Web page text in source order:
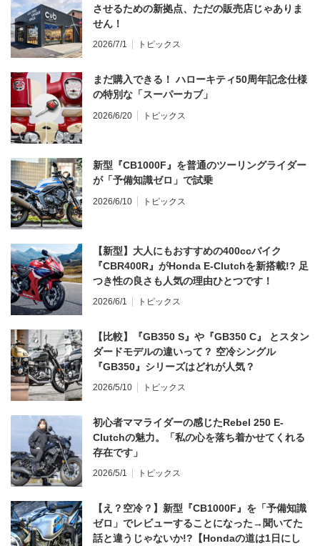
させるための新拠点、ただの販売店じゃありま
せん！
2026/7/1 トピックス
まだ購入できる！ ハローキティ50周年記念仕様
の特別な「スーパーカブ」
2026/6/20 トピックス
新型『CB1000F』を普通のツーリングライダー
が「予備知識ゼロ」で試乗
2026/6/10 トピックス
【新型】大人にもおすすめの400ccバイク
『CBR400R』がHonda E-Clutchを新搭載!? 足
つき性の良さも人気の理由ひとつです！
2026/6/1 トピックス
【比較】『GB350 S』や『GB350 C』 とスタン
ダードモデルの違いって？ 空冷シングル
『GB350』シリーズはどれが人気？
2026/5/10 トピックス
初心者ママライダーの感じたRebel 250 E-
Clutchの魅力。「私の心を落ち着かせてくれる
存在です」
2026/5/1 トピックス
【え？空冷？】新型『CB1000F』を「予備知識
ゼロ」でレビューすることになった→聞いてた
話と違うじゃないか!?【Hondaの道は1日にし